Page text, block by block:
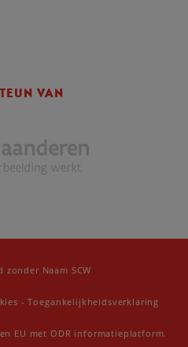
VAN
zonder Naam SCW
-Toegankelijkheidsverklaring
EU met ODR informatieplatform.